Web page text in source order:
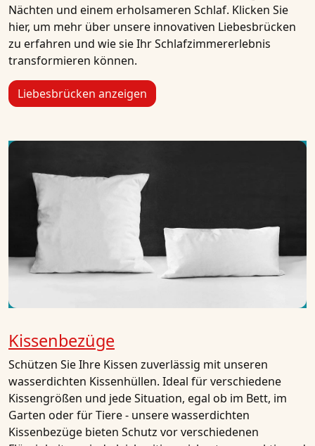
Nächten und einem erholsameren Schlaf. Klicken Sie
hier, um mehr über unsere innovativen Liebesbrücken
zu erfahren und wie sie Ihr Schlafzimmererlebnis
transformieren können.
Liebesbrücken anzeigen
Kissenbezüge
Schützen Sie Ihre Kissen zuverlässig mit unseren
wasserdichten Kissenhüllen. Ideal für verschiedene
Kissengrößen und jede Situation, egal ob im Bett, im
Garten oder für Tiere - unsere wasserdichten
Kissenbezüge bieten Schutz vor verschiedenen